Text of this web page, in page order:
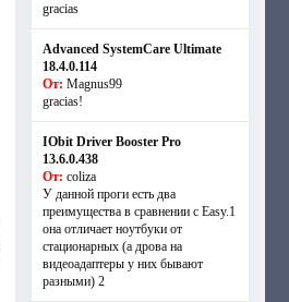
gracias
Advanced SystemCare Ultimate
18.4.0.114
От: Magnus99
gracias!
IObit Driver Booster Pro
13.6.0.438
От: coliza
У данной проги есть два
преимущества в сравнении с Easy.1
она отличает ноутбуки от
стационарных (а дрова на
видеоадаптеры у них бывают
разными) 2